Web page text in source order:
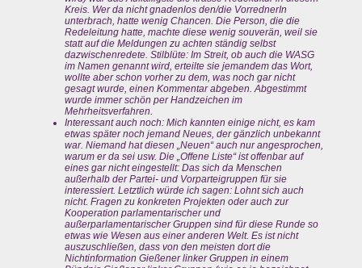
Kreis. Wer da nicht gnadenlos den/die VorrednerIn
unterbrach, hatte wenig Chancen. Die Person, die die
Redeleitung hatte, machte diese wenig souverän, weil sie
statt auf die Meldungen zu achten ständig selbst
dazwischenredete. Stilblüte: Im Streit, ob auch die WASG
im Namen genannt wird, erteilte sie jemandem das Wort,
wollte aber schon vorher zu dem, was noch gar nicht
gesagt wurde, einen Kommentar abgeben. Abgestimmt
wurde immer schön per Handzeichen im
Mehrheitsverfahren.
Interessant auch noch: Mich kannten einige nicht, es kam
etwas später noch jemand Neues, der gänzlich unbekannt
war. Niemand hat diesen „Neuen“ auch nur angesprochen,
warum er da sei usw. Die „Offene Liste“ ist offenbar auf
eines gar nicht eingestellt: Das sich da Menschen
außerhalb der Partei- und Vorparteigruppen für sie
interessiert. Letztlich würde ich sagen: Lohnt sich auch
nicht. Fragen zu konkreten Projekten oder auch zur
Kooperation parlamentarischer und
außerparlamentarischer Gruppen sind für diese Runde so
etwas wie Wesen aus einer anderen Welt. Es ist nicht
auszuschließen, dass von den meisten dort die
Nichtinformation Gießener linker Gruppen in einem